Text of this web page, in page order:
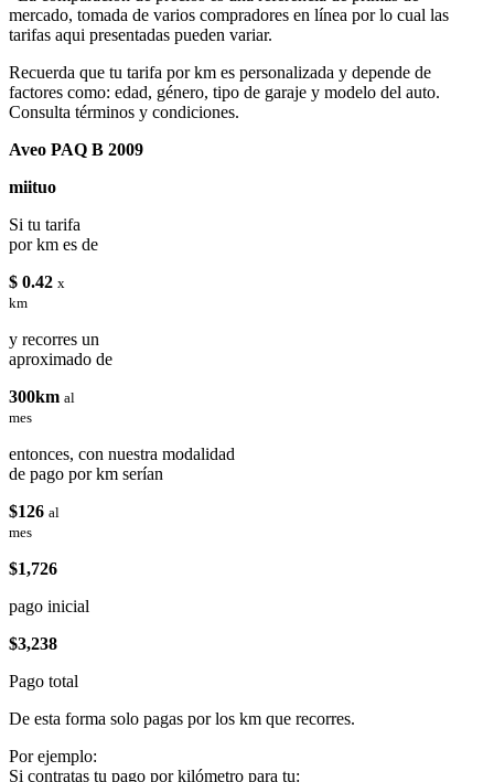
mercado, tomada de varios compradores en línea por lo cual las
tarifas aqui presentadas pueden variar.
Recuerda que tu tarifa por km es personalizada y depende de
factores como: edad, género, tipo de garaje y modelo del auto.
Consulta términos y condiciones.
Aveo PAQ B 2009
miituo
Si tu tarifa
por km es de
$ 0.42 x
km
y recorres un
aproximado de
300km al
mes
entonces, con nuestra modalidad
de pago por km serían
$126 al
mes
$1,726
pago inicial
$3,238
Pago total
De esta forma solo pagas por los km que recorres.
Por ejemplo:
Si contratas tu pago por kilómetro para tu: